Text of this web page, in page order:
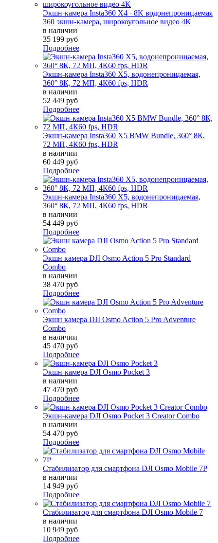
Экшн-камера Insta360 X4 - 8K водонепроницаемая
360 экшн-камера, широкоугольное видео 4K
в наличии
35 199 руб
Подробнее
Экшн-камера Insta360 X5, водонепроницаемая,
360° 8К, 72 МП, 4К60 fps, HDR
в наличии
52 449 руб
Подробнее
Экшн-камера Insta360 X5 BMW Bundle, 360° 8К,
72 МП, 4К60 fps, HDR
в наличии
60 449 руб
Подробнее
Экшн-камера Insta360 X5, водонепроницаемая,
360° 8К, 72 МП, 4К60 fps, HDR
в наличии
54 449 руб
Подробнее
Экшн камера DJI Osmo Action 5 Pro Standard
Combo
в наличии
38 470 руб
Подробнее
Экшн камера DJI Osmo Action 5 Pro Adventure
Combo
в наличии
45 470 руб
Подробнее
Экшн-камера DJI Osmo Pocket 3
в наличии
47 470 руб
Подробнее
Экшн-камера DJI Osmo Pocket 3 Creator Combo
в наличии
54 470 руб
Подробнее
Стабилизатор для смартфона DJI Osmo Mobile 7P
в наличии
14 949 руб
Подробнее
Стабилизатор для смартфона DJI Osmo Mobile 7
в наличии
10 949 руб
Подробнее